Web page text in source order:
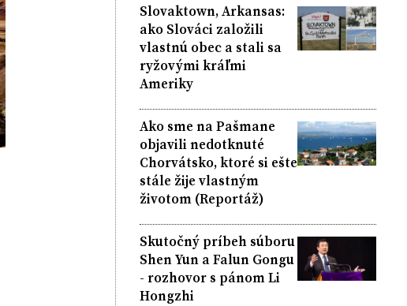
Slovaktown, Arkansas:
ako Slováci založili
vlastnú obec a stali sa
ryžovými kráľmi
Ameriky
Ako sme na Pašmane
objavili nedotknuté
Chorvátsko, ktoré si ešte
stále žije vlastným
životom (Reportáž)
Skutočný príbeh súboru
Shen Yun a Falun Gongu
- rozhovor s pánom Li
Hongzhi